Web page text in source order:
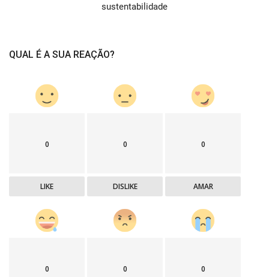
sustentabilidade
QUAL É A SUA REAÇÃO?
0
LIKE
0
DISLIKE
0
AMAR
0 0 0